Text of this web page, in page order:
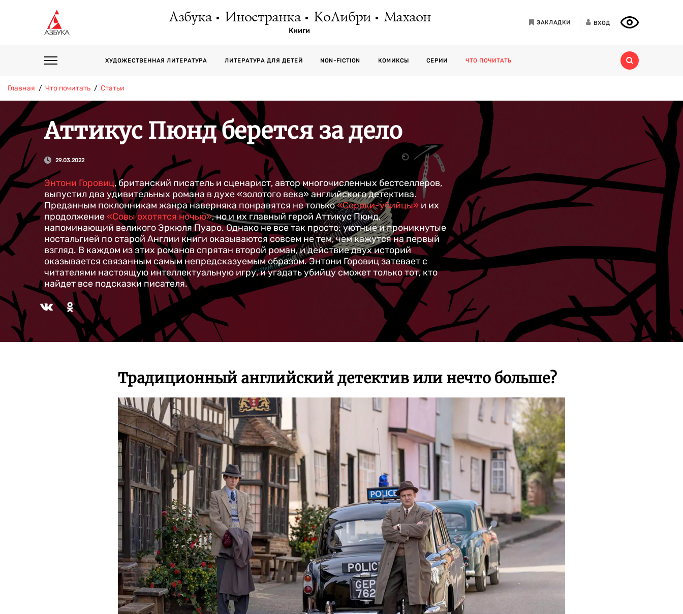
Азбука Иностранка КоЛибри Махаон
Книги
ЗАКЛАДКИ ВХОД
ХУДОЖЕСТВЕННАЯ ЛИТЕРАТУРА ЛИТЕРАТУРА ДЛЯ ДЕТЕЙ NON-FICTION КОМИКСЫ СЕРИИ ЧТО ПОЧИТАТЬ
Главная Что почитать Статьи
Аттикус Пюнд берется за дело
29.03.2022
Энтони Горовиц, британский писатель и сценарист, автор многочисленных бестселлеров,
выпустил два удивительных романа в духе «золотого века» английского детектива.
Преданным поклонникам жанра наверняка понравятся не только«Сороки-убийцы» и их
продолжение «Совы охотятся ночью», но и их главный герой Аттикус Пюнд,
напоминающий великого Эркюля Пуаро. Однако не все так просто: уютные и проникнутые
ностальгией по старой Англии книги оказываются совсем не тем, чем кажутся на первый
взгляд. В каждом из этих романов спрятан второй роман, и действие двух историй
оказывается связанным самым непредсказуемым образом. Энтони Горовиц затевает с
читателями настоящую интеллектуальную игру, и угадать убийцу сможет только тот, кто
найдет все подсказки писателя.
Традиционный английский детектив или нечто больше?